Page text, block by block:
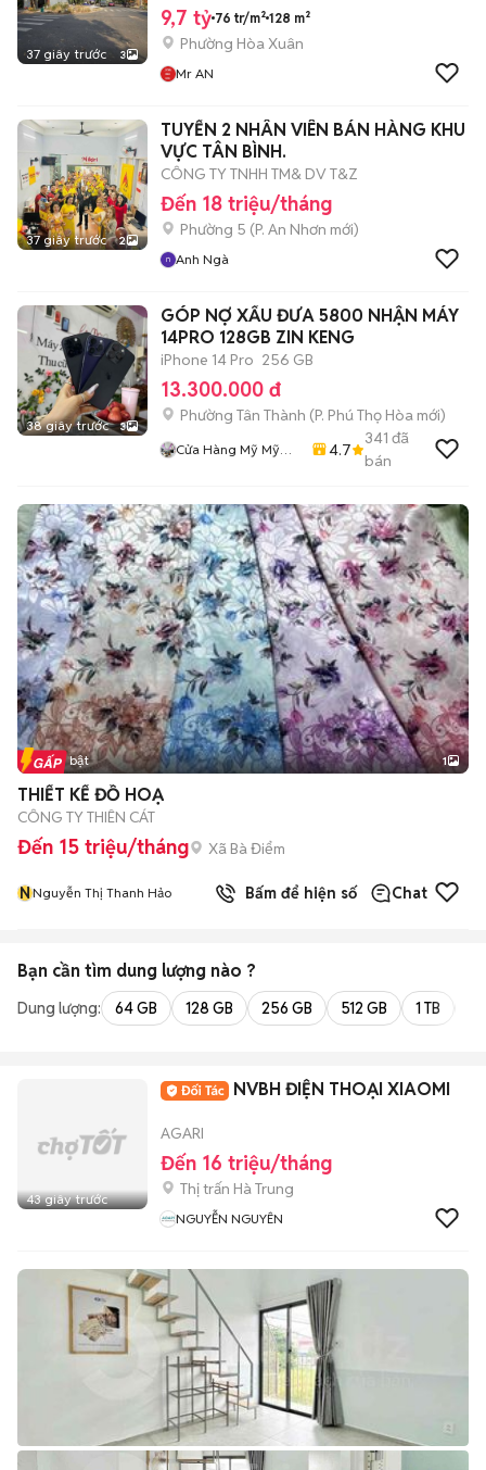
37 giây trước 3
9,7 tỷ 76 tr/m² 128 m²
Phường Hòa Xuân
Mr AN
37 giây trước 2
TUYỂN 2 NHÂN VIÊN BÁN HÀNG KHU
VỰC TÂN BÌNH.
CÔNG TY TNHH TM& DV T&Z
Đến 18 triệu/tháng
Phường 5 (P. An Nhơn mới)
Anh Ngà
38 giây trước 3
GÓP NỢ XẤU ĐƯA 5800 NHẬN MÁY
14PRO 128GB ZIN KENG
iPhone 14 Pro 256 GB
13.300.000 đ
Phường Tân Thành (P. Phú Thọ Hòa mới)
Cửa Hàng Mỹ Mỹ
4.7
341 đã
bán
Tin nổi bật 1
THIẾT KẾ ĐỒ HOẠ
CÔNG TY THIÊN CÁT
Đến 15 triệu/tháng Xã Bà Điểm
NNguyễn Thị Thanh Hảo Bấm để hiện số Chat
Bạn cần tìm dung lượng nào ?
Dung lượng: 64 GB 128 GB 256 GB 512 GB 1 TB
43 giây trước
NVBH ĐIỆN THOẠI XIAOMI
AGARI
Đến 16 triệu/tháng
Thị trấn Hà Trung
NGUYỄN NGUYÊN